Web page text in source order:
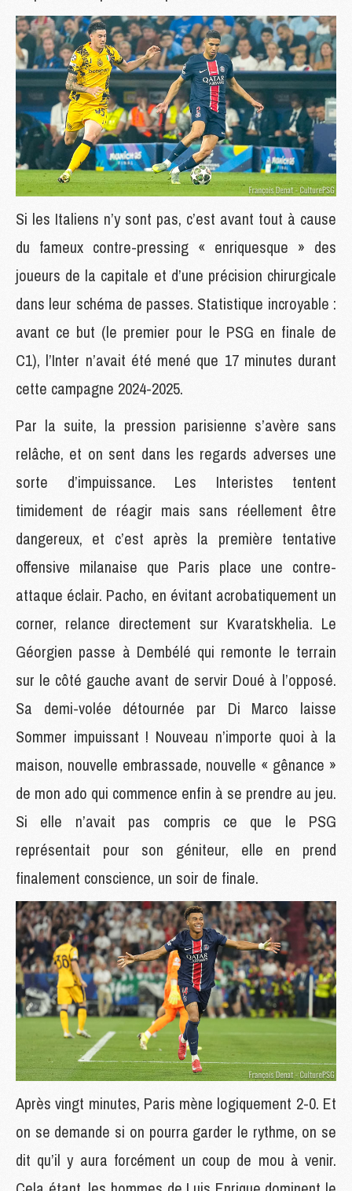
Si les Italiens n’y sont pas, c’est avant tout à cause
du fameux contre-pressing « enriquesque » des
joueurs de la capitale et d’une précision chirurgicale
dans leur schéma de passes. Statistique incroyable :
avant ce but (le premier pour le PSG en finale de
C1), l’Inter n’avait été mené que 17 minutes durant
cette campagne 2024-2025.
Par la suite, la pression parisienne s’avère sans
relâche, et on sent dans les regards adverses une
sorte d’impuissance. Les Interistes tentent
timidement de réagir mais sans réellement être
dangereux, et c’est après la première tentative
offensive milanaise que Paris place une contre-
attaque éclair. Pacho, en évitant acrobatiquement un
corner, relance directement sur Kvaratskhelia. Le
Géorgien passe à Dembélé qui remonte le terrain
sur le côté gauche avant de servir Doué à l’opposé.
Sa demi-volée détournée par Di Marco laisse
Sommer impuissant ! Nouveau n’importe quoi à la
maison, nouvelle embrassade, nouvelle « gênance »
de mon ado qui commence enfin à se prendre au jeu.
Si elle n’avait pas compris ce que le PSG
représentait pour son géniteur, elle en prend
finalement conscience, un soir de finale.
Après vingt minutes, Paris mène logiquement 2-0. Et
on se demande si on pourra garder le rythme, on se
dit qu’il y aura forcément un coup de mou à venir.